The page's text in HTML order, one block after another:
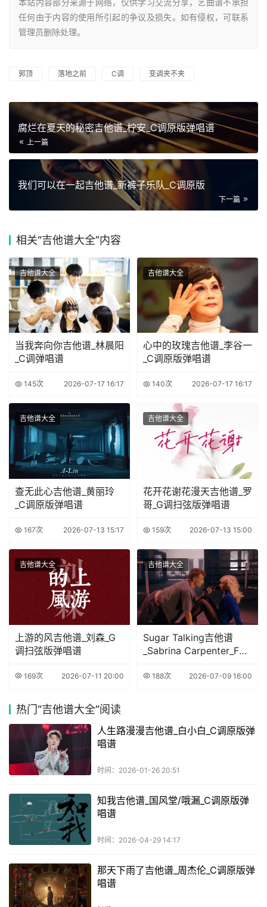
任何由于内容的使用所引起的争议及损失。如有侵权，可联系
管理员删除处理。
郭顶 落地之前 C调 变调夹不夹
腐烂在夏天的秘密吉他谱_柠安_C调原版弹唱谱
上一篇
我们可以在一起吉他谱_新裤子乐队_C调原版
下一篇
相关“吉他谱大全”内容
吉他谱大全
当我奔向你吉他谱_林晨阳
_C调弹唱谱
145次 2026-07-17 16:17
吉他谱大全
心中的玫瑰吉他谱_李谷一
_C调原版弹唱谱
140次 2026-07-17 16:17
吉他谱大全
查无此心吉他谱_黄丽玲
_C调原版弹唱谱
167次 2026-07-13 15:17
吉他谱大全
花开花谢花漫天吉他谱_罗
哥_G调扫弦版弹唱谱
159次 2026-07-13 15:00
吉他谱大全
上游的风吉他谱_刘森_G
调扫弦版弹唱谱
169次 2026-07-11 20:00
吉他谱大全
Sugar Talking吉他谱
_Sabrina Carpenter_F调
188次 2026-07-09 16:00
热门“吉他谱大全”阅读
人生路漫漫吉他谱_白小白_C调原版弹
唱谱
时间：2026-01-26 20:51
知我吉他谱_国风堂/哦漏_C调原版弹
唱谱
时间：2026-04-29 14:17
那天下雨了吉他谱_周杰伦_C调原版弹
唱谱